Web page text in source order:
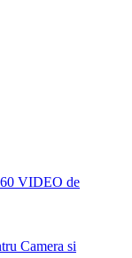
VIDEO de
Camera si